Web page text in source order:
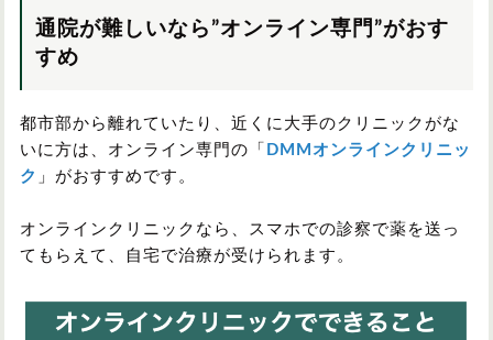
通院が難しいなら”オンライン専門”がおす
すめ
都市部から離れていたり、近くに大手のクリニックがな
いに方は、オンライン専門の「 DMMオンラインクリニッ
ク 」がおすすめです。
オンラインクリニックなら、スマホでの診察で薬を送っ
てもらえて、自宅で治療が受けられます。